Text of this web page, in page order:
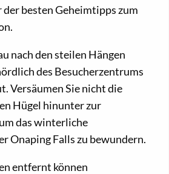
besten Geheimtipps zum
nach den steilen Hängen
des Besucherzentrums
Versäumen Sie nicht die
Hügel hinunter zur
das winterliche
Onaping Falls zu bewundern.
entfernt können